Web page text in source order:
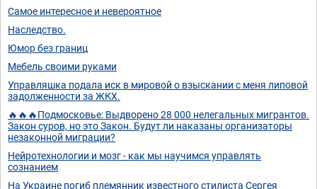
Самое интересное и невероятное
Наследство.
Юмор без границ
Мебель своими руками
Управляшка подала иск в мировой о взыскании с меня липовой
задолженности за ЖКХ.
🔥🔥🔥Подмосковье: Выдворено 28 000 нелегальных мигрантов.
Закон суров, но это Закон. Будут ли наказаны организаторы
незаконной миграции?
Нейротехнологии и мозг - как мы научимся управлять
сознанием
На Украине погиб племянник известного стилиста Сергея